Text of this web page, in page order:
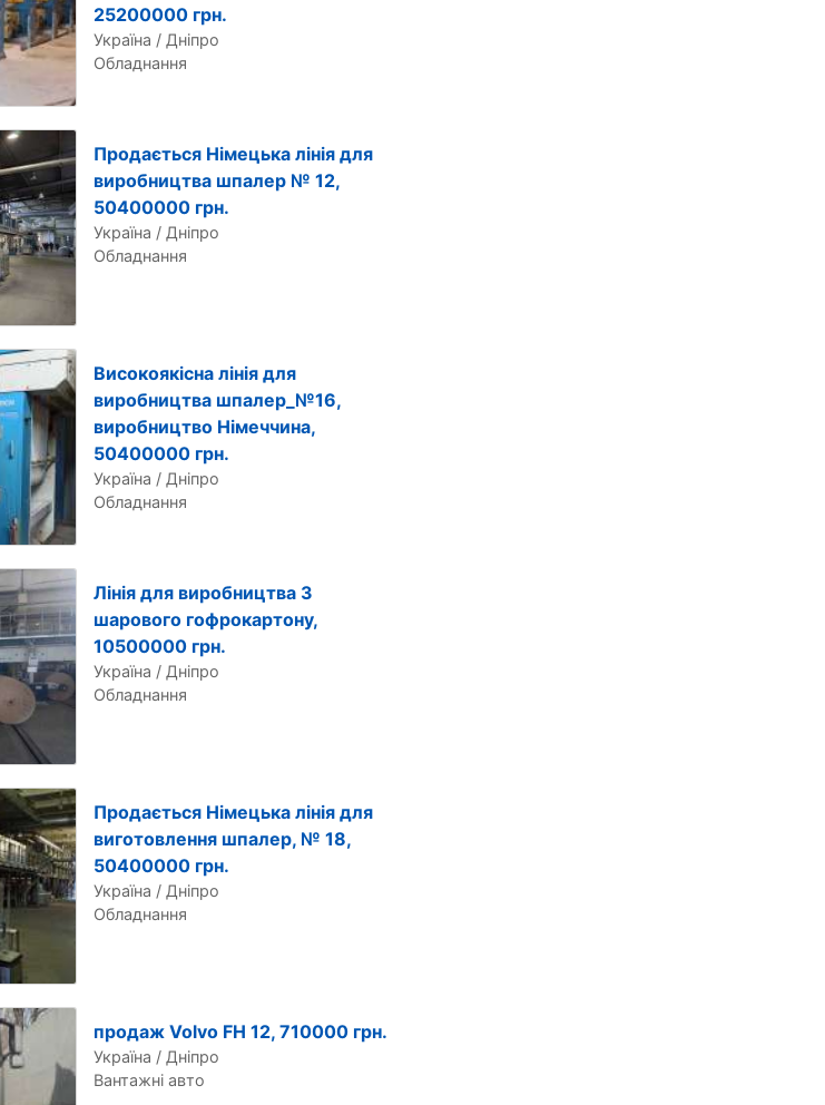
25200000 грн.
Україна / Дніпро
Обладнання
Продається Німецька лінія для
виробництва шпалер № 12,
50400000 грн.
Україна / Дніпро
Обладнання
Високоякісна лінія для
виробництва шпалер_№16,
виробництво Німеччина,
50400000 грн.
Україна / Дніпро
Обладнання
Лінія для виробництва 3
шарового гофрокартону,
10500000 грн.
Україна / Дніпро
Обладнання
Продається Німецька лінія для
виготовлення шпалер, № 18,
50400000 грн.
Україна / Дніпро
Обладнання
продаж Volvo FH 12, 710000 грн.
Україна / Дніпро
Вантажні авто